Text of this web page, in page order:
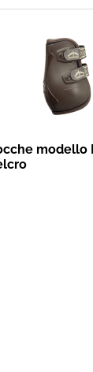
modello